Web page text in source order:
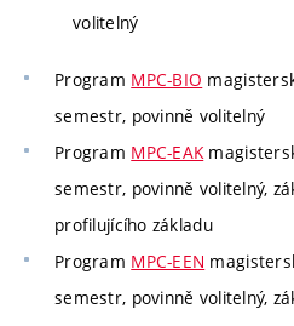
volitelný
Program MPC-BIO
semestr, povinně volitelný
Program MPC-EAK
semestr, povinně volitelný,
profilujícího základu
Program MPC-EEN
semestr, povinně volitelný,